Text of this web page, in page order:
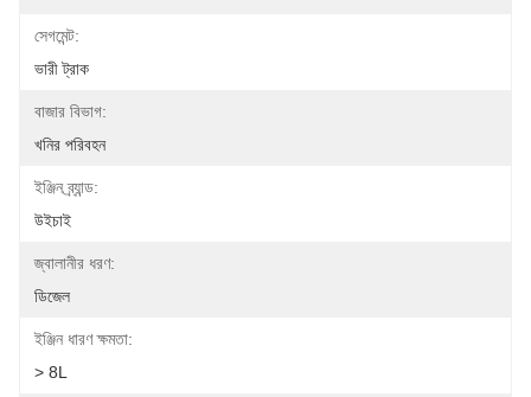
সেগমেন্ট:
ভারী ট্রাক
বাজার বিভাগ:
খনির পরিবহন
ইঞ্জিন ব্র্যান্ড:
উইচাই
জ্বালানীর ধরণ:
ডিজেল
ইঞ্জিন ধারণ ক্ষমতা:
> 8L